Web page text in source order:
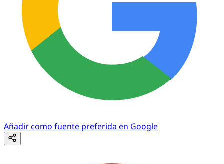
Añadir como fuente preferida en Google